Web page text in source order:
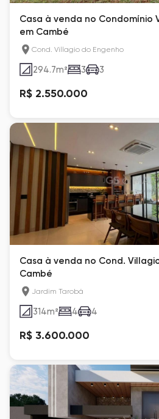
Casa à venda no Condomínio
em Cambé
Cond. Villagio do Engenho
294.7m² 3 3
R$ 2.550.000
Casa à venda no Cond.
Cambé
Jardim Tarobá
314m² 4 4
R$ 3.600.000